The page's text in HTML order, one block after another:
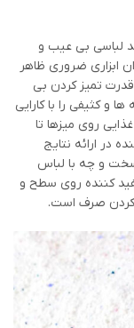
لباسی بی عیب و
ابزاری ضروری ظاهر
تمیز کردن بی
کثیفی را با کارایی
روی میزها تا
در ارائه نتایج
و چه با لباس
کننده روی سطح و
کردن صرف است.